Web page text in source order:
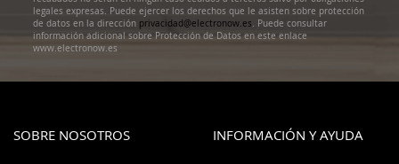
legales expresas. Puede ejercer los derechos que le asisten sobre protección
de datos en la dirección privacidad@electronow.es. Puede consultar
información adicional sobre Protección de Datos en este enlace
www.electronow.es
SOBRE NOSOTROS INFORMACIÓN Y AYUDA